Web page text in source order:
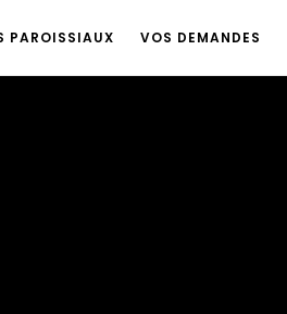
PAROISSIAUX VOS DEMANDES